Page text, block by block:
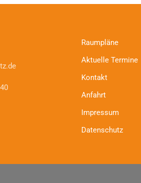
Raumpläne
Aktuelle Termine
Kontakt
Anfahrt
Impressum
Datenschutz